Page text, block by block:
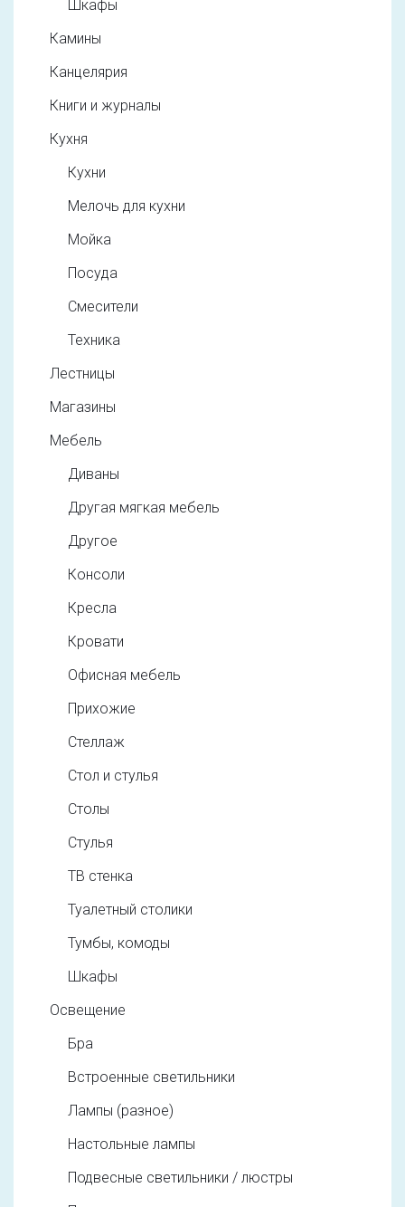
Шкафы
Камины
Канцелярия
Книги и журналы
Кухня
Кухни
Мелочь для кухни
Мойка
Посуда
Смесители
Техника
Лестницы
Магазины
Мебель
Диваны
Другая мягкая мебель
Другое
Консоли
Кресла
Кровати
Офисная мебель
Прихожие
Стеллаж
Стол и стулья
Столы
Стулья
ТВ стенка
Туалетный столики
Тумбы, комоды
Шкафы
Освещение
Бра
Встроенные светильники
Лампы (разное)
Настольные лампы
Подвесные светильники / люстры